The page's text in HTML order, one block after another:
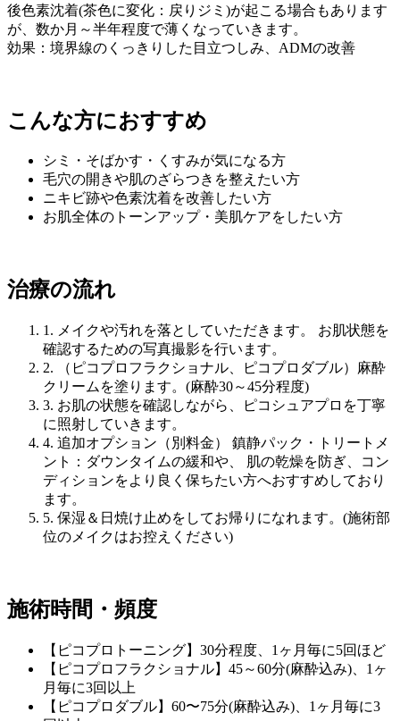
後色素沈着(茶色に変化：戻りジミ)が起こる場合もあります
が、数か月～半年程度で薄くなっていきます。
効果：境界線のくっきりした目立つしみ、ADMの改善
こんな方におすすめ
シミ・そばかす・くすみが気になる方
毛穴の開きや肌のざらつきを整えたい方
ニキビ跡や色素沈着を改善したい方
お肌全体のトーンアップ・美肌ケアをしたい方
治療の流れ
1. メイクや汚れを落としていただきます。 お肌状態を
確認するための写真撮影を行います。
2.
（ピコプロフラクショナル、ピコプロダブル）麻酔
クリームを塗ります。(麻酔30～45分程度)
3. お肌の状態を確認しながら、ピコシュアプロを丁寧
に照射していきます。
4. 追加オプション（別料金） 鎮静パック・トリートメ
ント：ダウンタイムの緩和や、 肌の乾燥を防ぎ、コン
ディションをより良く保ちたい方へおすすめしており
ます。
5. 保湿＆日焼け止めをしてお帰りになれます。(施術部
位のメイクはお控えください)
施術時間・頻度
【ピコプロトーニング】30分程度、1ヶ月毎に5回ほど
【ピコプロフラクショナル】45～60分(麻酔込み)、1ヶ
月毎に3回以上
【ピコプロダブル】60〜75分(麻酔込み)、1ヶ月毎に3